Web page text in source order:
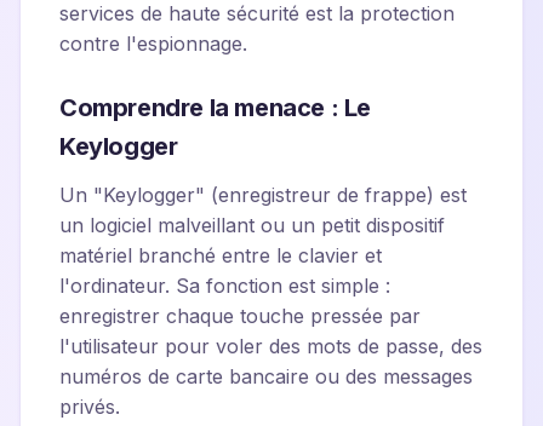
services de haute sécurité est la protection
contre l'espionnage.
Comprendre la menace : Le
Keylogger
Un "Keylogger" (enregistreur de frappe) est
un logiciel malveillant ou un petit dispositif
matériel branché entre le clavier et
l'ordinateur. Sa fonction est simple :
enregistrer chaque touche pressée par
l'utilisateur pour voler des mots de passe, des
numéros de carte bancaire ou des messages
privés.